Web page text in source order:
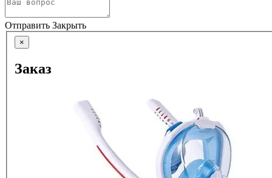
Отправить Закрыть
×
Заказ